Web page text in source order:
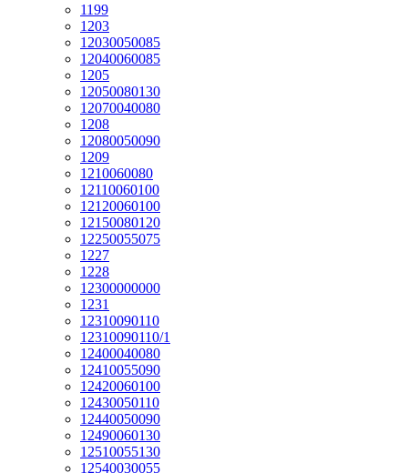
1199
1203
12030050085
12040060085
1205
12050080130
12070040080
1208
12080050090
1209
1210060080
12110060100
12120060100
12150080120
12250055075
1227
1228
12300000000
1231
12310090110
12310090110/1
12400040080
12410055090
12420060100
12430050110
12440050090
12490060130
12510055130
12540030055